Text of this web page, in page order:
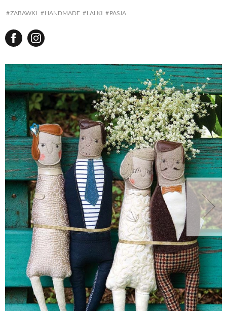
ZABAWKI HANDMADE LALKI PASJA